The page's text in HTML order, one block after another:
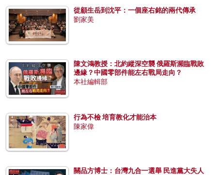
從顧生岳到沈平：一個座右銘的兩代傳承
劉家美
陳文鴻教授：北約縱深空襲 俄羅斯瀕臨戰敗
邊緣？中國零部件能左右戰局走向？
本社編輯部
行為不檢 培育教化才能治本
陳家偉
關品方博士：台灣九合一選舉 民進黨大失人